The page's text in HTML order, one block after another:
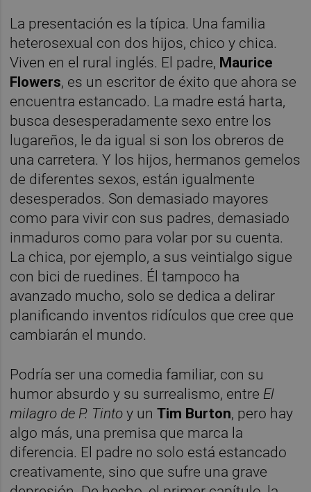
La presentación es la típica. Una familia
heterosexual con dos hijos, chico y chica.
Viven en el rural inglés. El padre, Maurice
Flowers, es un escritor de éxito que ahora se
encuentra estancado. La madre está harta,
busca desesperadamente sexo entre los
lugareños, le da igual si son los obreros de
una carretera. Y los hijos, hermanos gemelos
de diferentes sexos, están igualmente
desesperados. Son demasiado mayores
como para vivir con sus padres, demasiado
inmaduros como para volar por su cuenta.
La chica, por ejemplo, a sus veintialgo sigue
con bici de ruedines. Él tampoco ha
avanzado mucho, solo se dedica a delirar
planificando inventos ridículos que cree que
cambiarán el mundo.
Podría ser una comedia familiar, con su
humor absurdo y su surrealismo, entre El
milagro de P. Tinto y unTim Burton, pero hay
algo más, una premisa que marca la
diferencia. El padre no solo está estancado
creativamente, sino que sufre una grave